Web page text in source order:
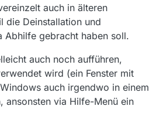
auch in älteren
die Deinstallation und
Abhilfe gebracht haben soll.
auch noch aufführen,
wird (ein Fenster mit
auch irgendwo in einem
ansonsten via Hilfe-Menü ein